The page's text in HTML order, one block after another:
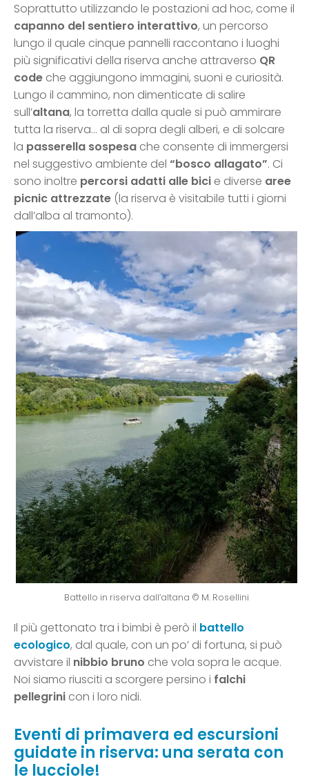
Soprattutto utilizzando le postazioni ad hoc, come il
capanno del sentiero interattivo, un percorso
lungo il quale cinque pannelli raccontano i luoghi
più significativi della riserva anche attraverso QR
code che aggiungono immagini, suoni e curiosità.
Lungo il cammino, non dimenticate di salire
sull’altana, la torretta dalla quale si può ammirare
tutta la riserva… al di sopra degli alberi, e di solcare
la passerella sospesa che consente di immergersi
nel suggestivo ambiente del “bosco allagato”. Ci
sono inoltre percorsi adatti alle bici e diverse aree
picnic attrezzate (la riserva è visitabile tutti i giorni
dall’alba al tramonto).
Battello in riserva dall’altana © M. Rosellini
Il più gettonato tra i bimbi è però il battello
ecologico, dal quale, con un po’ di fortuna, si può
avvistare il nibbio bruno che vola sopra le acque.
Noi siamo riusciti a scorgere persino i falchi
pellegrini con i loro nidi.
Eventi di primavera ed escursioni
guidate in riserva: una serata con
le lucciole!